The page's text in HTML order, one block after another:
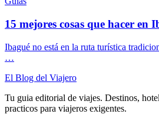
15 mejores cosas que hacer en
Ibagué no está en la ruta turística
…
El Blog del Viajero
Tu guia editorial de viajes. Destinos,
practicos para viajeros exigentes.